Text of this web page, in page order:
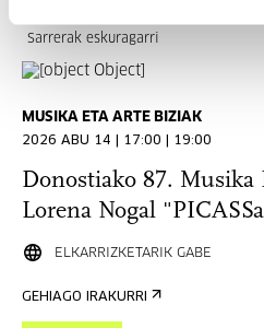
Sarrerak eskuragarri
MUSIKA ETA ARTE BIZIAK
2026 ABU 14 | 17:00 | 19:00
Donostiako 87. Musika
Lorena Nogal
ELKARRIZKETARIK GABE
GEHIAGO IRAKURRI